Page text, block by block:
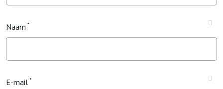
Naam
E-mail